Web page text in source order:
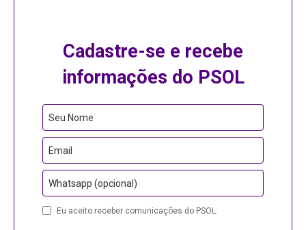
Cadastre-se e recebe
informações do PSOL
Seu Nome
Email
Whatsapp (opcional)
ContactEu aceito receber comunicações do PSOL.